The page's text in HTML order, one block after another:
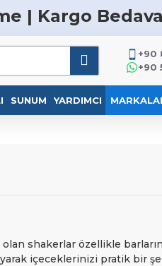
| Kargo
+90
+90
SUNUM YARDIMCI
olan shakerlar özellikle
içeceklerinizi pratik bir